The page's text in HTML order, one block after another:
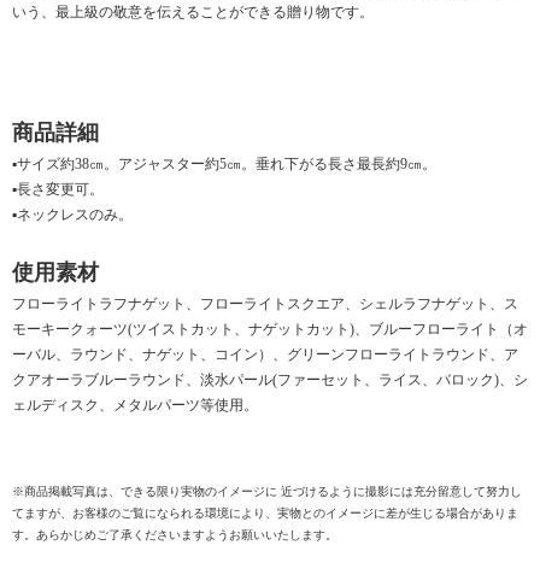
いう、最上級の敬意を伝えることができる贈り物です。
商品詳細
▪サイズ約38㎝。アジャスター約5㎝。垂れ下がる長さ最長約9㎝。
▪長さ変更可。
▪ネックレスのみ。
使用素材
フローライトラフナゲット、フローライトスクエア、シェルラフナゲット、ス
モーキークォーツ(ツイストカット、ナゲットカット)、ブルーフローライト（オ
ーバル、ラウンド、ナゲット、コイン）、グリーンフローライトラウンド、ア
クアオーラブルーラウンド、淡水パール(ファーセット、ライス、バロック)、シ
ェルディスク、メタルパーツ等使用。
※商品掲載写真は、できる限り実物のイメージに 近づけるように撮影には充分留意して努力し
てますが、お客様のご覧になられる環境により、実物とのイメージに差が生じる場合がありま
す。あらかじめご了承くださいますようお願いいたします。